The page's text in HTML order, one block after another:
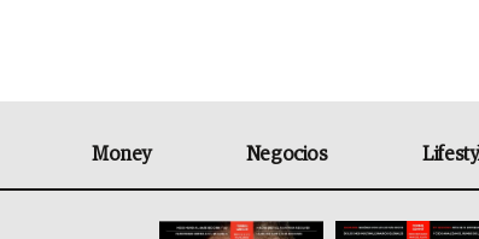
Money Negocios